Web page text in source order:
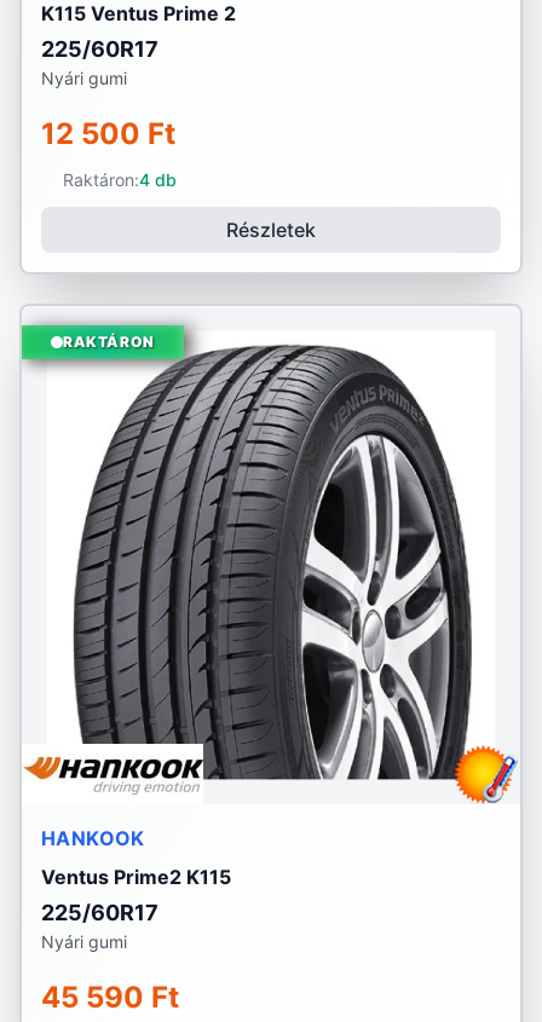
K115 Ventus Prime 2
225/60R17
Nyári gumi
12 500 Ft
Raktáron:4 db
Részletek
RAKTÁRON
HANKOOK
Ventus Prime2 K115
225/60R17
Nyári gumi
45 590 Ft